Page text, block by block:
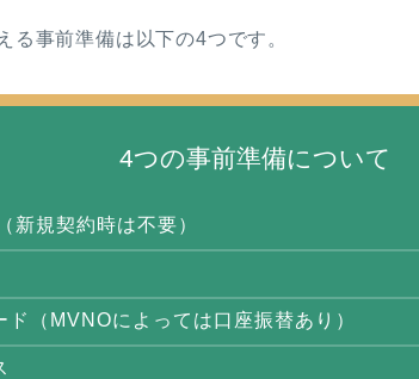
る事前準備は以下の4つです。
4つの事前準備について
新規契約時は不要）
ド（MVNOによっては口座振替あり）